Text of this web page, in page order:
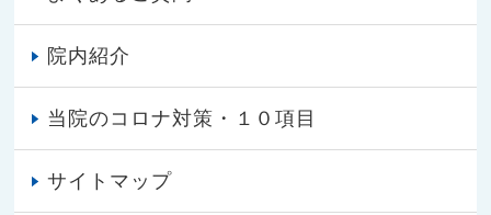
院内紹介
当院のコロナ対策・１０項目
サイトマップ